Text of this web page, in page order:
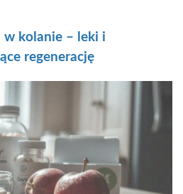
w kolanie – leki i
regenerację